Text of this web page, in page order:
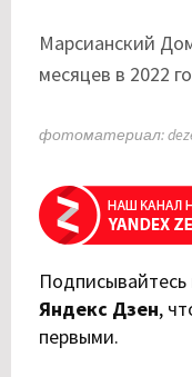
Марсианский
месяцев в 2022
фотоматериал:
Подписывайтесь
Яндекс Дзен,
первыми.